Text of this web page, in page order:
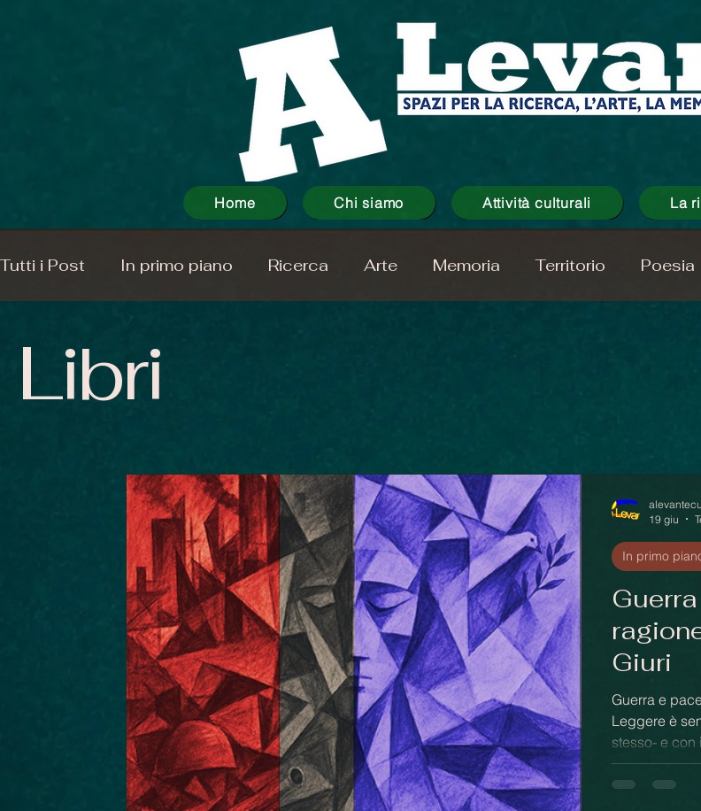
Home Chi siamo Attività culturali La
Tutti i Post In primo piano Ricerca Arte Memoria Territorio Poesia
Libri
Giuri
Guerra e
Leggere è
stesso- e
tanto più
stesso e
In primo
19 giu